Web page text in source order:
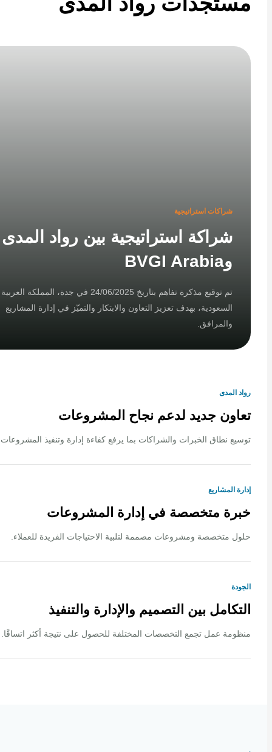
شراكات استراتيجية
شراكة استراتيجية بين رواد المدى
تم توقيع مذكرة تفاهم بتاريخ 24/06/2025 في جدة، المملكة العربية
السعودية، بهدف تعزيز التعاون والابتكار والتميّز في إدارة المشاريع
جديد لدعم نجاح المشروعات
نطاق الخبرات والشراكات بما يرفع كفاءة إدارة وتنفيذ المشروعات.
المشاريع
متخصصة في إدارة المشروعات
متخصصة ومشروعات مصممة لتلبية الاحتياجات الفريدة للعملاء.
بين التصميم والإدارة والتنفيذ
عمل تجمع التخصصات المختلفة للحصول على نتيجة أكثر اتساقًا.